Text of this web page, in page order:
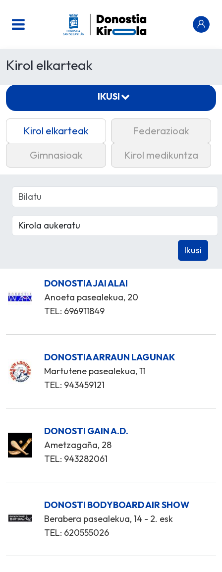
Kirol elkarteak
Kirol elkarteak
Federazioak
Gimnasioak
Kirol medikuntza
DONOSTIA JAI ALAI
Anoeta pasealekua, 20
TEL: 696911849
DONOSTIA ARRAUN LAGUNAK
Martutene pasealekua, 11
TEL: 943459121
DONOSTI GAIN A.D.
Ametzagaña, 28
TEL: 943282061
DONOSTI BODYBOARD AIR SHOW
Berabera pasealekua, 14 - 2. esk
TEL: 620555026
IKUSI